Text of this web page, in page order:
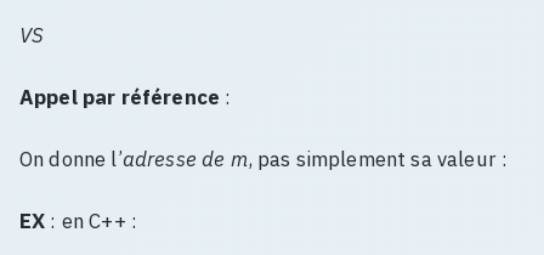
VS
Appel par référence :
On donne l’adresse de m, pas simplement sa valeur :
EX : en C++ :